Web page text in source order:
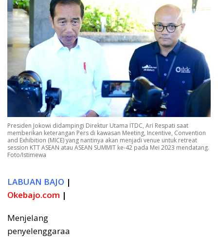
Presiden Jokowi didampingi Direktur Utama ITDC, Ari Respati saat
memberikan keterangan Pers di kawasan Meeting, Incentive, Convention
and Exhibition (MICE) yang nantinya akan menjadi venue untuk retreat
session KTT ASEAN atau ASEAN SUMMIT ke-42 pada Mei 2023 mendatang.
Foto/Istimewa
LABUAN BAJO |
Okebajo.com |
Menjelang
penyelenggaraa